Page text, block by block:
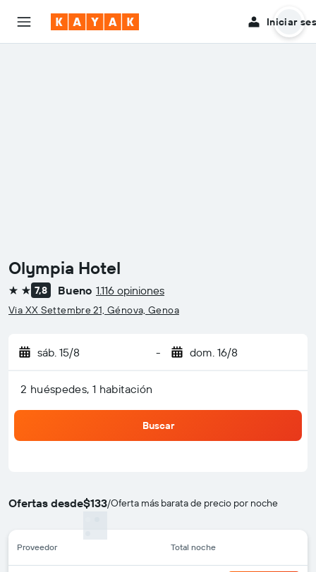
Iniciar
Olympia Hotel
2 estrellas
7,8 Bueno 1.116 opiniones
Via XX Settembre 21, Génova, Genoa
sáb. 15/8 - dom. 16/8
2 huéspedes, 1 habitación
Buscar
Ofertas desde$133/Oferta más barata de precio por noche
Proveedor Total noche